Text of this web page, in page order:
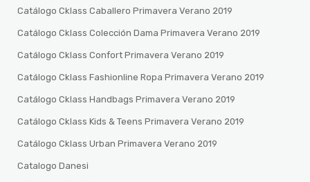
Catálogo Cklass Caballero Primavera Verano 2019
Catálogo Cklass Colección Dama Primavera Verano 2019
Catálogo Cklass Confort Primavera Verano 2019
Catálogo Cklass Fashionline Ropa Primavera Verano 2019
Catálogo Cklass Handbags Primavera Verano 2019
Catálogo Cklass Kids & Teens Primavera Verano 2019
Catálogo Cklass Urban Primavera Verano 2019
Catalogo Danesi